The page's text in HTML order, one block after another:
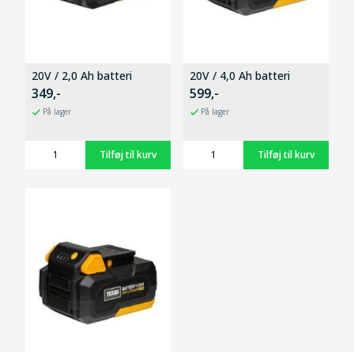
20V / 2,0 Ah batteri
349,-
På lager
20V / 4,0 Ah batteri
599,-
På lager